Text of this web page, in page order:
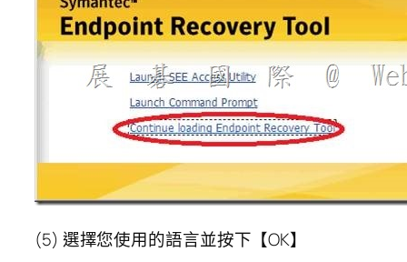
(5) 選擇您使用的語言並按下【OK】